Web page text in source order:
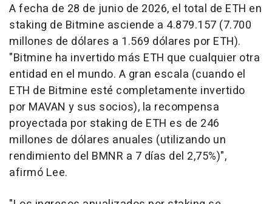
A fecha de 28 de junio de 2026, el total de ETH en
staking de Bitmine asciende a 4.879.157 (7.700
millones de dólares a 1.569 dólares por ETH).
"Bitmine ha invertido más ETH que cualquier otra
entidad en el mundo. A gran escala (cuando el
ETH de Bitmine esté completamente invertido
por MAVAN y sus socios), la recompensa
proyectada por staking de ETH es de 246
millones de dólares anuales (utilizando un
rendimiento del BMNR a 7 días del 2,75%)",
afirmó Lee.